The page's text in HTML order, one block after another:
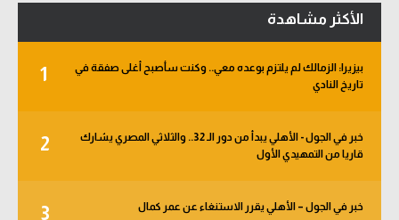
الأكثر مشاهدة
1
بيزيرا: الزمالك لم يلتزم بوعده معي.. وكنت سأصبح أغلى صفقة في
تاريخ النادي
2
خبر في الجول - الأهلي يبدأ من دور الـ 32.. والثلاثي المصري يشارك
قاريا من التمهيدي الأول
3 خبر في الجول – الأهلي يقرر الاستنغاء عن عمر كمال